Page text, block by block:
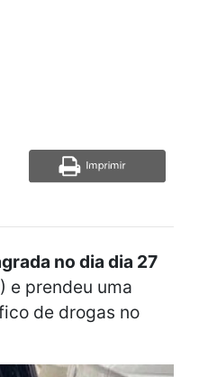
no dia dia 27
prendeu uma
de drogas no